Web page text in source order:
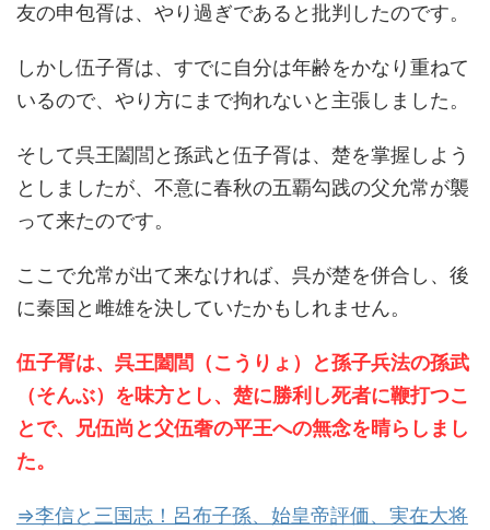
友の申包胥は、やり過ぎであると批判したのです。
しかし伍子胥は、すでに自分は年齢をかなり重ねて
いるので、やり方にまで拘れないと主張しました。
そして呉王闔閭と孫武と伍子胥は、楚を掌握しよう
としましたが、不意に春秋の五覇勾践の父允常が襲
って来たのです。
ここで允常が出て来なければ、呉が楚を併合し、後
に秦国と雌雄を決していたかもしれません。
伍子胥は、呉王闔閭（こうりょ）と孫子兵法の孫武
（そんぶ）を味方とし、楚に勝利し死者に鞭打つこ
とで、兄伍尚と父伍奢の平王への無念を晴らしまし
た。
⇒李信と三国志！呂布子孫、始皇帝評価、実在大将